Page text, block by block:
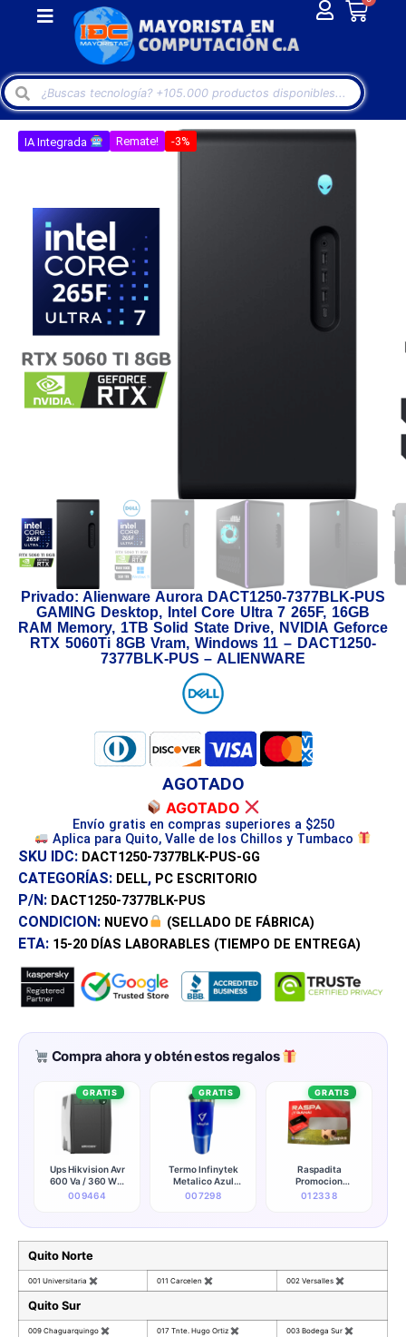
IA Integrada Remate! -3%
Privado: Alienware Aurora DACT1250-7377BLK-PUS
GAMING Desktop, Intel Core Ultra 7 265F, 16GB
RAM Memory, 1TB Solid State Drive, NVIDIA Geforce
RTX 5060Ti 8GB Vram, Windows 11 – DACT1250-
7377BLK-PUS – ALIENWARE
AGOTADO
AGOTADO
Envío gratis en compras superiores a $250
Aplica para Quito, Valle de los Chillos y Tumbaco
SKU IDC: DACT1250-7377BLK-PUS-GG
CATEGORÍAS: DELL, PC ESCRITORIO
P/N: DACT1250-7377BLK-PUS
CONDICION: NUEVO (SELLADO DE FÁBRICA)
ETA: 15-20 DÍAS LABORABLES (TIEMPO DE ENTREGA)
Compra ahora y obtén estos regalos
GRATIS
Ups Hikvision Avr
600 Va / 360 W 6
Salidas (120v)
009464
GRATIS
Termo Infinytek
Metalico Azul
(promocionales)
007298
GRATIS
Raspadita
Promocion
Kingston
012338
Quito Norte
001 Universitaria ✖ 011 Carcelen ✖ 002 Versalles ✖
Quito Sur
009 Chaguarquingo ✖ 017 Tnte. Hugo Ortiz ✖ 003 Bodega Sur ✖